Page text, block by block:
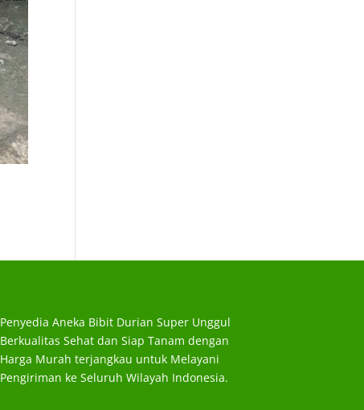
Penyedia Aneka Bibit Durian Super Unggul
Berkualitas Sehat dan Siap Tanam dengan
Harga Murah terjangkau untuk Melayani
Pengiriman ke Seluruh Wilayah Indonesia.